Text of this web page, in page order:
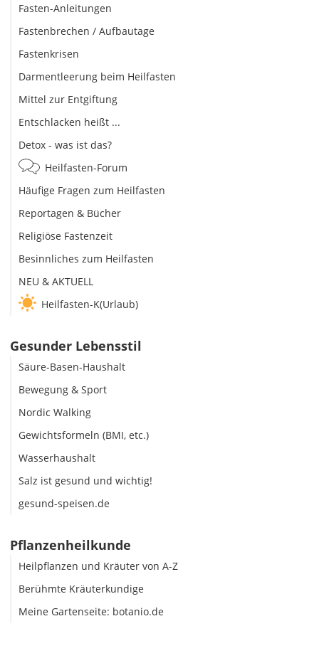
Fasten-Anleitungen
Fastenbrechen / Aufbautage
Fastenkrisen
Darmentleerung beim Heilfasten
Mittel zur Entgiftung
Entschlacken heißt ...
Detox - was ist das?
Heilfasten-Forum
Häufige Fragen zum Heilfasten
Reportagen & Bücher
Religiöse Fastenzeit
Besinnliches zum Heilfasten
NEU & AKTUELL
Heilfasten-K(Urlaub)
Gesunder Lebensstil
Säure-Basen-Haushalt
Bewegung & Sport
Nordic Walking
Gewichtsformeln (BMI, etc.)
Wasserhaushalt
Salz ist gesund und wichtig!
gesund-speisen.de
Pflanzenheilkunde
Heilpflanzen und Kräuter von A-Z
Berühmte Kräuterkundige
Meine Gartenseite: botanio.de